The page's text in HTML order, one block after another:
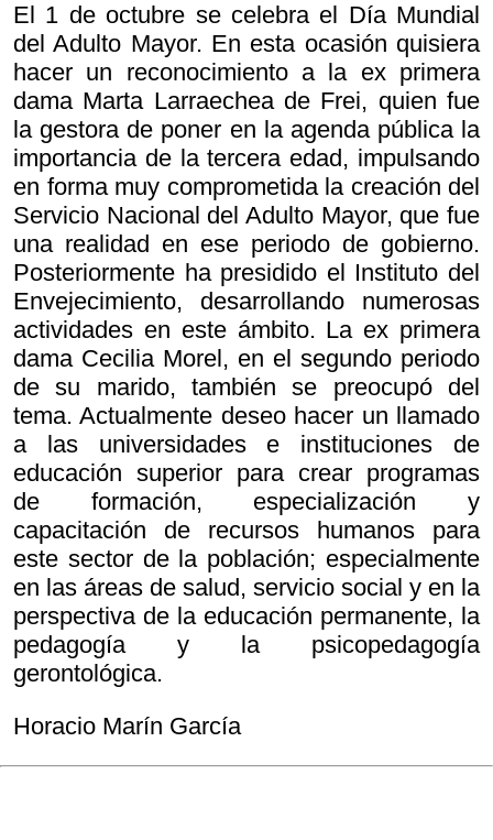
El 1 de octubre se celebra el Día Mundial
del Adulto Mayor. En esta ocasión quisiera
hacer un reconocimiento a la ex primera
dama Marta Larraechea de Frei, quien fue
la gestora de poner en la agenda pública la
importancia de la tercera edad, impulsando
en forma muy comprometida la creación del
Servicio Nacional del Adulto Mayor, que fue
una realidad en ese periodo de gobierno.
Posteriormente ha presidido el Instituto del
Envejecimiento, desarrollando numerosas
actividades en este ámbito. La ex primera
dama Cecilia Morel, en el segundo periodo
de su marido, también se preocupó del
tema. Actualmente deseo hacer un llamado
a las universidades e instituciones de
educación superior para crear programas
de formación, especialización y
capacitación de recursos humanos para
este sector de la población; especialmente
en las áreas de salud, servicio social y en la
perspectiva de la educación permanente, la
pedagogía y la psicopedagogía
gerontológica.
Horacio Marín García